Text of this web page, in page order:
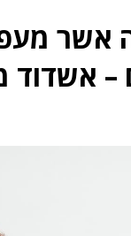
אשר
–